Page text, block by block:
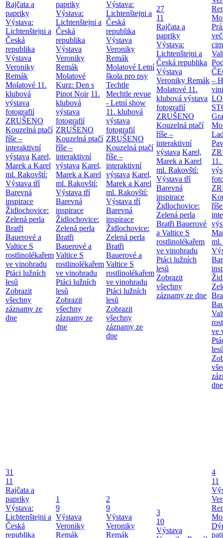
Rajčata a
papriky
Výstava:
Lichtenštejni a
Česká
republika
Výstava
Veroniky
Remák
Molatové 11.
klubová
výstava
fotografií
ZRUŠENO
Kouzelná ptačí
říše –
interaktivní
výstava Karel,
Marek a Karel
ml. Rakovští:
Výstava tří
Barevná
inspirace
Židlochovice:
Zelená perla
Bratři
Bauerové a
Valtice S
rostlinolékařem
ve vinohradu
Ptáci lužních
lesů
Zobrazit
všechny
záznamy ze
dne
papriky
Výstava:
Lichtenštejni a
Česká
republika
Výstava
Veroniky
Remák
Molatové
Kurz: Den s
Pinot Noir 11.
klubová
výstava
fotografií
ZRUŠENO
Kouzelná ptačí
říše –
interaktivní
výstava Karel,
Marek a Karel
ml. Rakovští:
Výstava tří
Barevná
inspirace
Židlochovice:
Zelená perla
Bratři
Bauerové a
Valtice S
rostlinolékařem
ve vinohradu
Ptáci lužních
lesů
Zobrazit
všechny
záznamy ze
dne
Výstava:
Lichtenštejni a
Česká
republika
Výstava
Veroniky
Remák
Molatové Letní
škola pro psy
Techtle
Mechtle revue
- Letní show
11. klubová
výstava
fotografií
ZRUŠENO
Kouzelná ptačí
říše –
interaktivní
výstava Karel,
Marek a Karel
ml. Rakovští:
Výstava tří
Barevná
inspirace
Židlochovice:
Zelená perla
Bratři
Bauerové a
Valtice S
rostlinolékařem
ve vinohradu
Ptáci lužních
lesů
Zobrazit
všechny
záznamy ze
dne
27
11
Rajčata a
papriky
Výstava:
Lichtenštejni a
Česká republika
Výstava
Veroniky Remák
Molatové 11.
klubová výstava
fotografií
ZRUŠENO
Kouzelná ptačí
říše –
interaktivní
výstava Karel,
Marek a Karel
ml. Rakovští:
Výstava tří
Barevná
inspirace
Židlochovice:
Zelená perla
Bratři Bauerové
a Valtice S
rostlinolékařem
ve vinohradu
Ptáci lužních
lesů
Zobrazit
všechny
záznamy ze dne
–
ml.
ve
dne
31
11
Rajčata a
papriky
Výstava:
Lichtenštejni a
Česká
republika
1
9
Výstava
Veroniky
Remák
2
9
Výstava
Veroniky
Remák
3
10
Výstava
4
11